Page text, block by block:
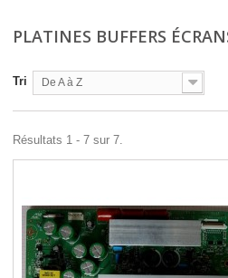
PLATINES BUFFERS
Tri De A à Z
Résultats 1 - 7 sur 7.